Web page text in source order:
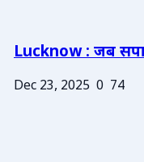
Lucknow : जब सपा
Dec 23, 2025 0 74